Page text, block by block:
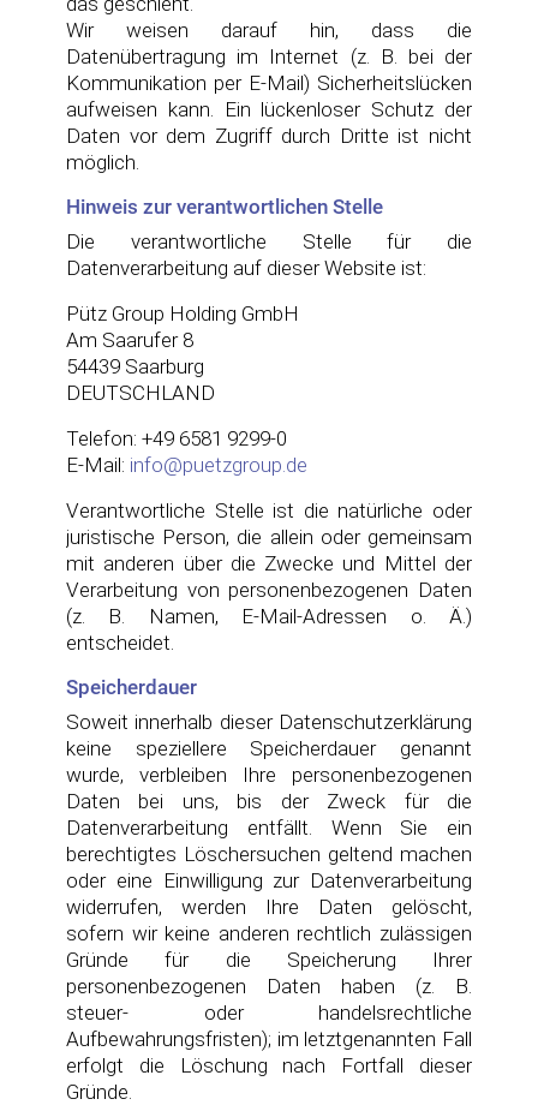
Wir weisen darauf hin, dass die
Datenübertragung im Internet (z. B. bei der
Kommunikation per E-Mail) Sicherheitslücken
aufweisen kann. Ein lückenloser Schutz der
Daten vor dem Zugriff durch Dritte ist nicht
möglich.
Hinweis zur verantwortlichen Stelle
Die verantwortliche Stelle für die
Datenverarbeitung auf dieser Website ist:
Pütz Group Holding GmbH
Am Saarufer 8
54439 Saarburg
DEUTSCHLAND
Telefon: +49 6581 9299-0
E-Mail: info@puetzgroup.de
Verantwortliche Stelle ist die natürliche oder
juristische Person, die allein oder gemeinsam
mit anderen über die Zwecke und Mittel der
Verarbeitung von personenbezogenen Daten
(z. B. Namen, E-Mail-Adressen o. Ä.)
entscheidet.
Speicherdauer
Soweit innerhalb dieser Datenschutzerklärung
keine speziellere Speicherdauer genannt
wurde, verbleiben Ihre personenbezogenen
Daten bei uns, bis der Zweck für die
Datenverarbeitung entfällt. Wenn Sie ein
berechtigtes Löschersuchen geltend machen
oder eine Einwilligung zur Datenverarbeitung
widerrufen, werden Ihre Daten gelöscht,
sofern wir keine anderen rechtlich zulässigen
Gründe für die Speicherung Ihrer
personenbezogenen Daten haben (z. B.
steuer- oder handelsrechtliche
Aufbewahrungsfristen); im letztgenannten Fall
erfolgt die Löschung nach Fortfall dieser
Gründe.